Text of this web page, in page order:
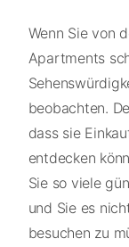
Wenn Sie von
Apartments
beobachten.
dass sie
entdecken
Sie so viele
und Sie es
besuchen zu